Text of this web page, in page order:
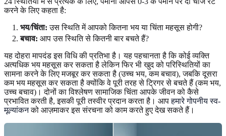
करने के लिए कहता है:
भय/चिंता: उस स्थिति में आपको कितना भय या चिंता महसूस होगी?
बचाव: आप उस स्थिति से कितनी बार बचते हैं?
यह दोहरा मापदंड इस विधि की प्रतिभा है। यह पहचानता है कि कोई व्यक्ति
अत्यधिक भय महसूस कर सकता है लेकिन फिर भी खुद को परिस्थितियों का
सामना करने के लिए मजबूर कर सकता है (उच्च भय, कम बचाव), जबकि दूसरा
कम भय महसूस कर सकता है क्योंकि वे पूरी तरह से ट्रिगर से बचते हैं (कम भय,
उच्च बचाव)। दोनों का विश्लेषण सामाजिक चिंता आपके जीवन को कैसे
प्रभावित करती है, इसकी पूरी तस्वीर प्रदान करता है। आपहमारे गोपनीय स्व-
मूल्यांकनको आज़माकर इस संरचना को काम करते हुए देख सकते हैं।